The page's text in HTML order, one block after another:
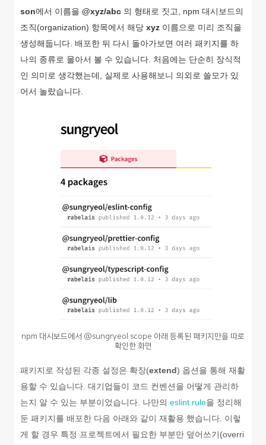
son에서 이름을 @xyz/abc 의 형태로 짓고, npm 대시보드의
조직(organization) 항목에서 해당 xyz 이름으로 미리 조직을
생성해둡니다. 배포한 뒤 다시 돌아가보면 여러 패키지를 하
나의 종류로 몰아서 볼 수 있습니다. 처음에는 단순히 장식적
인 의미로 생각했는데, 실제로 사용해보니 의외로 쓸모가 있
어서 놀랐습니다.
npm 대시보드에서 @sungryeol scope 아래 등록된 패키지만을 따로
확인한 화면
패키지로 작성된 각종 설정은 확장(extend) 옵션을 통해 재활
용할 수 있습니다. 대기업들이 코드 컨벤션을 어떻게 관리하
는지 알 수 있는 부분이었습니다. 나만의 eslint rule을 정리해
둔 패키지를 배포한 다음 아래와 같이 재활용 했습니다. 이렇
게 할 경우 특정 프로젝트에서 필요한 부분만 덮어쓰기(overri